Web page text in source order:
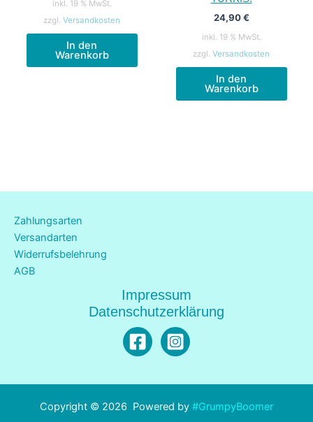
inkl. 19 % MwSt.
zzgl. Versandkosten
In den
Warenkorb
24,90€
inkl. 19 % MwSt.
zzgl. Versandkosten
In den
Warenkorb
Zahlungsarten
Versandarten
Widerrufsbelehrung
AGB
Impressum
Datenschutzerklärung
Copyright © 2026 Powered by #GrumpyBoomer